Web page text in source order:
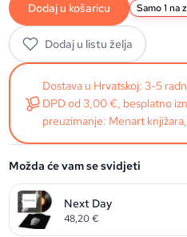
Dodaj u košaricu Samo 1 na
Dodaj u listu želja
Dostava u Hrvatskoj: 3-5
DPD od 3,00 €, besplatno
preuzimanje: Menart
Možda će vam se svidjeti
Next Day
48,20€